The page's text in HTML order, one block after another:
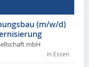
(m/w/d)
mbH
in Essen